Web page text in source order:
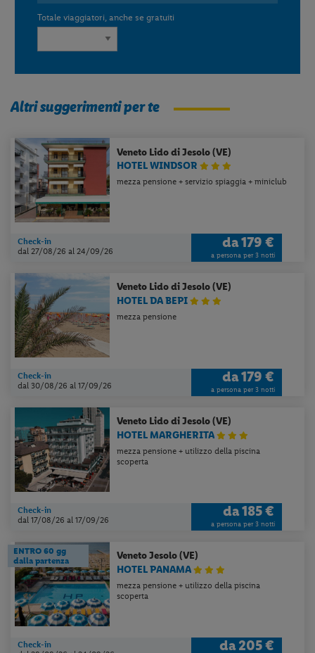
Totale viaggiatori, anche se gratuiti
Altri suggerimenti per te
Veneto Lido di Jesolo (VE)
HOTEL WINDSOR
mezza pensione + servizio spiaggia + miniclub
Check-in
dal 27/08/26al 24/09/26
da179 €
a persona per 3 notti
Veneto Lido di Jesolo (VE)
HOTEL DA BEPI
mezza pensione
Check-in
dal 30/08/26al 17/09/26
da179 €
a persona per 3 notti
Veneto Lido di Jesolo (VE)
HOTEL MARGHERITA
mezza pensione + utilizzo della piscina
scoperta
Check-in
dal 17/08/26al 17/09/26
da185 €
a persona per 3 notti
VenetoJesolo (VE)
HOTEL PANAMA
mezza pensione + utilizzo della piscina
scoperta
ENTRO 60 gg
dalla partenza
Check-in
da205 €